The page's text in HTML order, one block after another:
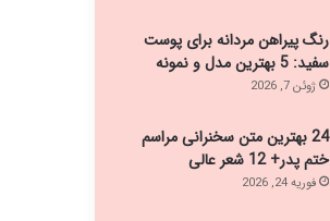
رنگ پیراهن مردانه برای پوست
سفید: 5 بهترین مدل و نمونه
ژوئن 7, 2026
24 بهترین متن سخنرانی مراسم
ختم پدر+ 12 شعر عالی
فوریه 24, 2026